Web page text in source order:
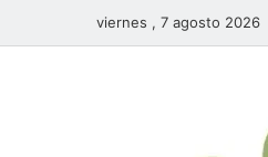
viernes , 7 agosto 2026